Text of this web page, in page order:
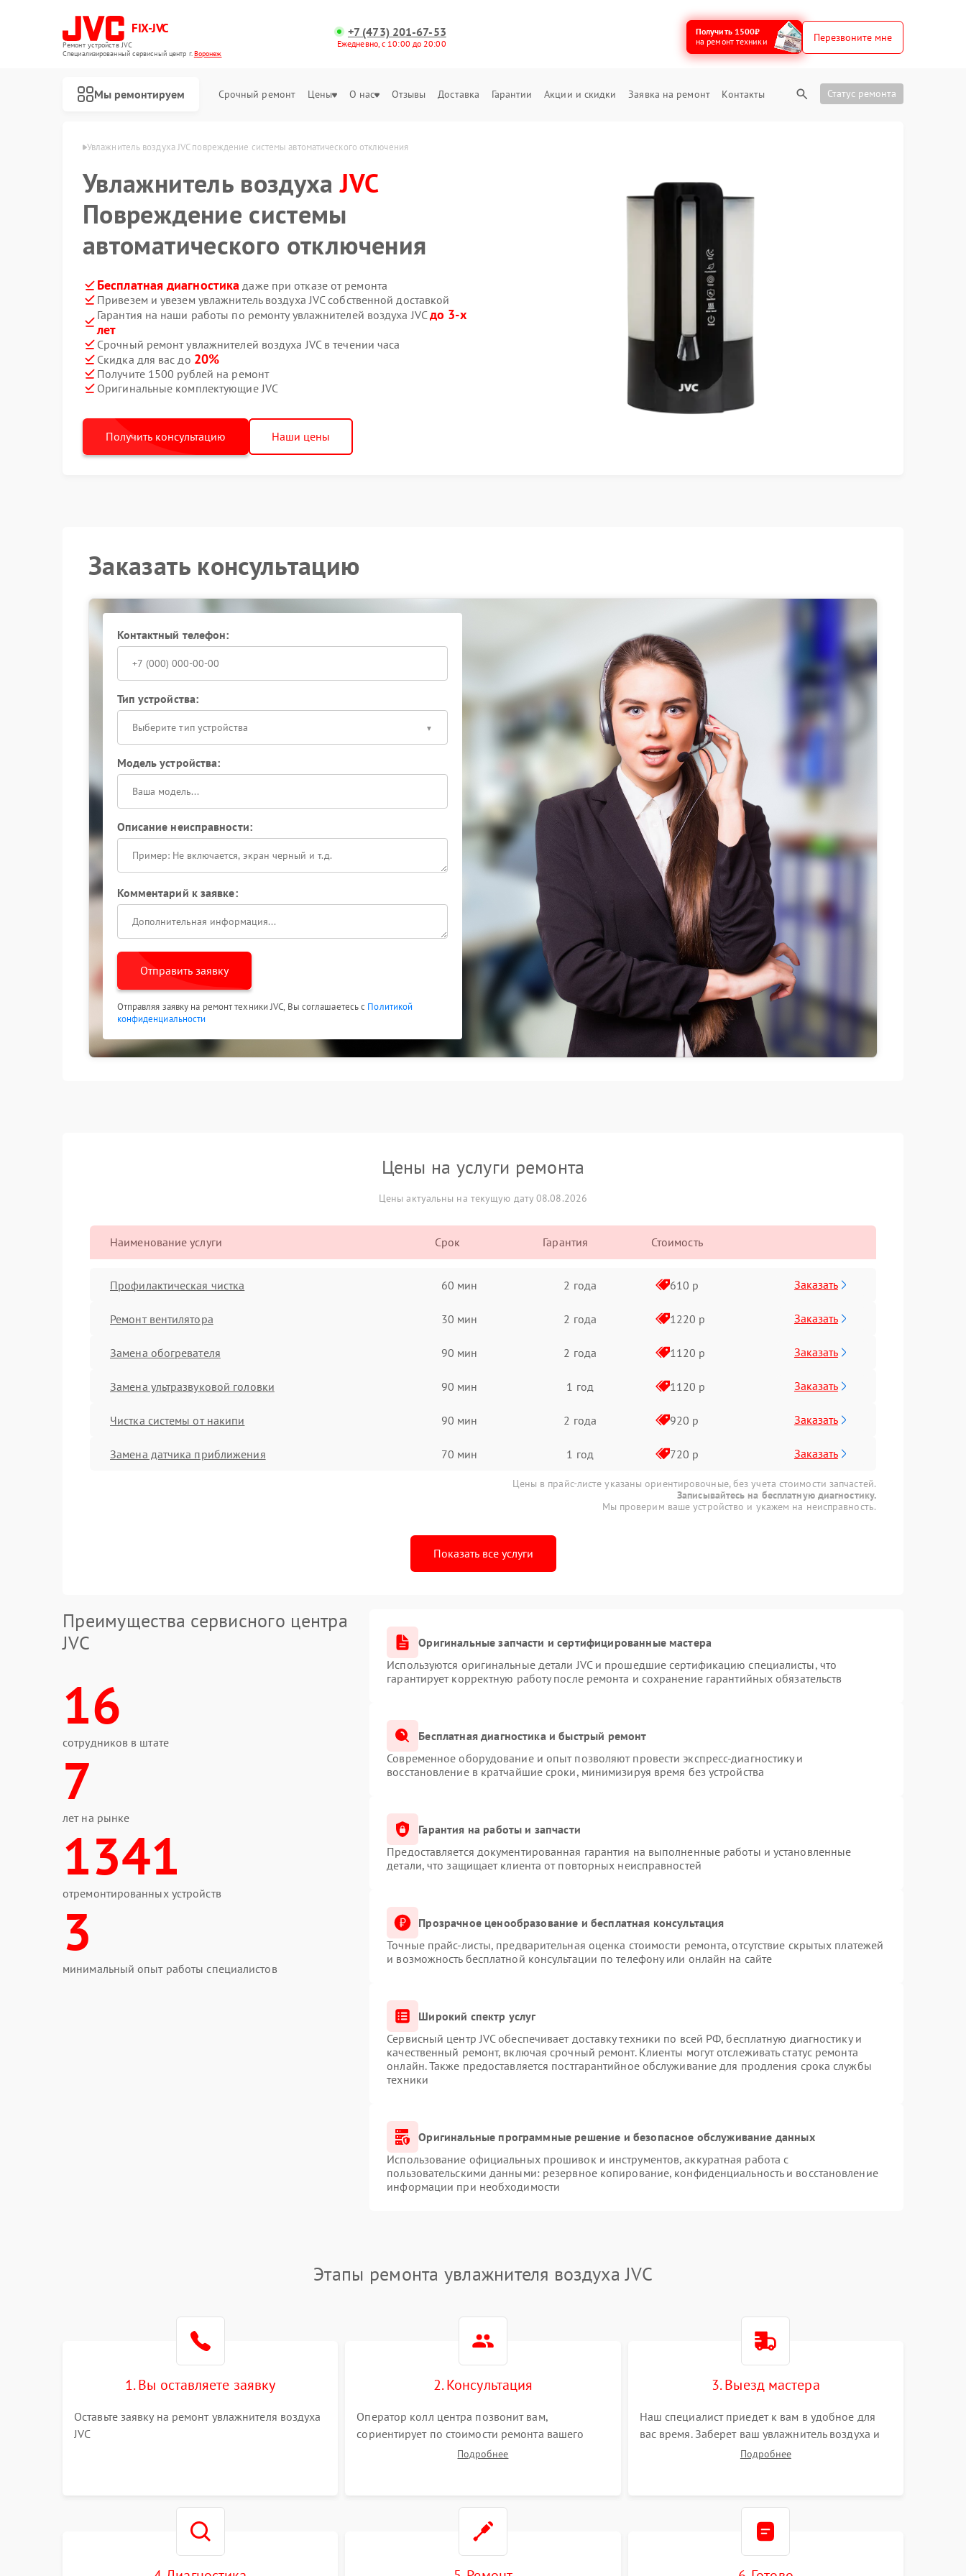
FIX-JVC
Ремонт устройств JVC
Специализированный cервисный центр г.Воронеж
+7 (473) 201-67-53
Ежедневно, с 10:00 до 20:00
Получить 1500₽
на ремонт техники
Перезвоните мне
Мы ремонтируем Срочный ремонт Цены О нас Отзывы Доставка Гарантии Акции и скидки Заявка на ремонт Контакты Статус ремонта
Увлажнитель воздуха JVC повреждение системы автоматического отключения
Увлажнитель воздухаJVC
Повреждение системы
автоматического отключения
Бесплатная диагностика даже при отказе от ремонта
Привезем и увезем увлажнитель воздуха JVC собственной доставкой
Гарантия на наши работы по ремонту увлажнителей воздуха JVCдо 3-х
лет
Срочный ремонт увлажнителей воздуха JVC в течении часа
Скидка для вас до 20%
Получите 1500 рублей на ремонт
Оригинальные комплектующие JVC
Получить консультацию Наши цены
Заказать консультацию
Контактный телефон:
Тип устройства:
Выберите тип устройства
Модель устройства:
Описание неисправности:
Комментарий к заявке:
Отправить заявку
Отправляя заявку на ремонт техники JVC, Вы соглашаетесь с Политикой
конфиденциальности
Цены на услуги ремонта
Цены актуальны на текущую дату 08.08.2026
Наименование услуги Срок Гарантия Стоимость
Профилактическая чистка 60 мин 2 года 610 р Заказать
Ремонт вентилятора 30 мин 2 года 1220 р Заказать
Замена обогревателя 90 мин 2 года 1120 р Заказать
Замена ультразвуковой головки 90 мин 1 год 1120 р Заказать
Чистка системы от накипи 90 мин 2 года 920 р Заказать
Замена датчика приближения 70 мин 1 год 720 р Заказать
Цены в прайс-листе указаны ориентировочные, без учета стоимости запчастей.
Записывайтесь на бесплатную диагностику.
Мы проверим ваше устройство и укажем на неисправность.
Показать все услуги
Преимущества сервисного центра
JVC
16
сотрудников в штате
7
лет на рынке
1341
отремонтированных устройств
3
минимальный опыт работы специалистов
Оригинальные запчасти и сертифицированные мастера
Используются оригинальные детали JVC и прошедшие сертификацию специалисты, что
гарантирует корректную работу после ремонта и сохранение гарантийных обязательств
Бесплатная диагностика и быстрый ремонт
Современное оборудование и опыт позволяют провести экспресс-диагностику и
восстановление в кратчайшие сроки, минимизируя время без устройства
Гарантия на работы и запчасти
Предоставляется документированная гарантия на выполненные работы и установленные
детали, что защищает клиента от повторных неисправностей
Прозрачное ценообразование и бесплатная консультация
Точные прайс-листы, предварительная оценка стоимости ремонта, отсутствие скрытых платежей
и возможность бесплатной консультации по телефону или онлайн на сайте
Широкий спектр услуг
Сервисный центр JVC обеспечивает доставку техники по всей РФ, бесплатную диагностику и
качественный ремонт, включая срочный ремонт. Клиенты могут отслеживать статус ремонта
онлайн. Также предоставляется постгарантийное обслуживание для продления срока службы
техники
Оригинальные программные решение и безопасное обслуживание данных
Использование официальных прошивок и инструментов, аккуратная работа с
пользовательскими данными: резервное копирование, конфиденциальность и восстановление
информации при необходимости
Этапы ремонта увлажнителя воздуха JVC
1. Вы оставляете заявку
Оставьте заявку на ремонт увлажнителя воздуха
JVC
2. Консультация
Оператор колл центра позвонит вам,
сориентирует по стоимости ремонта вашего
увлажнителя воздуха а также ответит на все
Подробнее
3. Выезд мастера
Наш специалист приедет к вам в удобное для
вас время. Заберет ваш увлажнитель воздуха и
привезет на склад для диагностики.
Подробнее